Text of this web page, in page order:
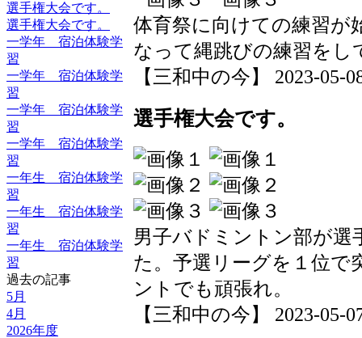
選手権大会です。
選手権大会です。
一学年 宿泊体験学
習
一学年 宿泊体験学
習
一学年 宿泊体験学
習
一学年 宿泊体験学
習
一年生 宿泊体験学
習
一年生 宿泊体験学
習
一年生 宿泊体験学
習
過去の記事
5月
4月
2026年度
体育祭に向けての練習が
なって縄跳びの練習をし
【三和中の今】 2023-05-
選手権大会です。
男子バドミントン部が選
た。予選リーグを１位で
ントでも頑張れ。
【三和中の今】 2023-05-